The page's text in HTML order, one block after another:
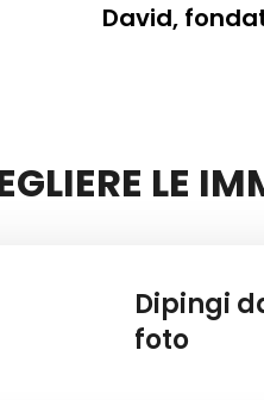
David,
LE
Dipingi
foto